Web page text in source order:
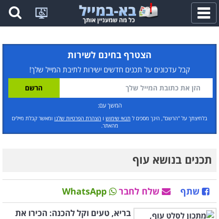
פתח
תפריט
הצטרף בחינם לשירות
קבל עדכונים על תכנים חדשים ישירות לתיבת המייל שלך!
המשך עם:
בלחיצתך על "הרשם", הינך מסכים ל תנאי שימוש ו הצהרת הפרטיות שלנו ומאשר קבלת מיילים
מהאתר.
תכנים בנושא עוף
שתף שלח לחבר WhatsApp
בריא, טעים וקל להכנה: הכירו את